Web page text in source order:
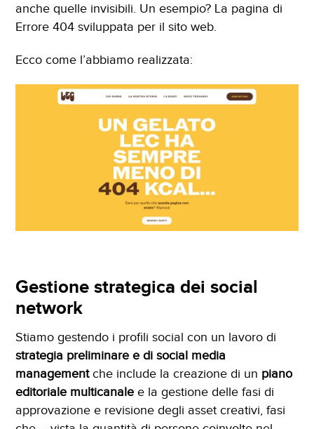
anche quelle invisibili. Un esempio? La pagina di
Errore 404 sviluppata per il sito web.
Ecco come l’abbiamo realizzata:
Gestione strategica dei social
network
Stiamo gestendo i profili social con un lavoro di
strategia preliminare e di social media
managementche include la creazione di un piano
editoriale multicanalee la gestione delle fasi di
approvazione e revisione degli asset creativi, fasi